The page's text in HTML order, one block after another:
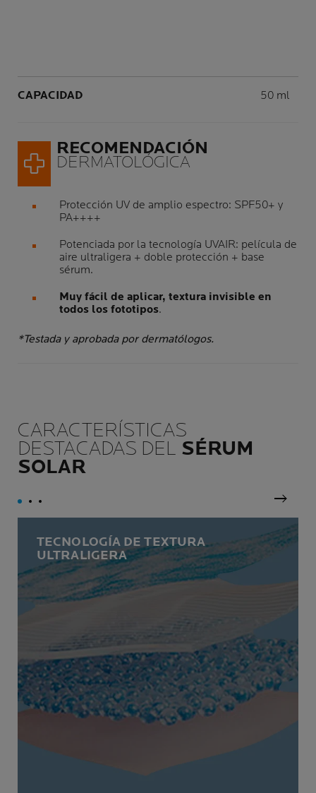
CAPACIDAD Volume
50 ml
RECOMENDACIÓN
DERMATOLÓGICA
Protección UV de amplio espectro: SPF50+ y
PA++++
Potenciada por la tecnología UVAIR: película de
aire ultraligera + doble protección + base
sérum.
Muy fácil de aplicar, textura invisible en
todos los fototipos.
*Testada y aprobada por dermatólogos.
CARACTERÍSTICAS
DESTACADAS DEL SÉRUM
SOLAR
next
TECNOLOGÍA DE TEXTURA
ULTRALIGERA